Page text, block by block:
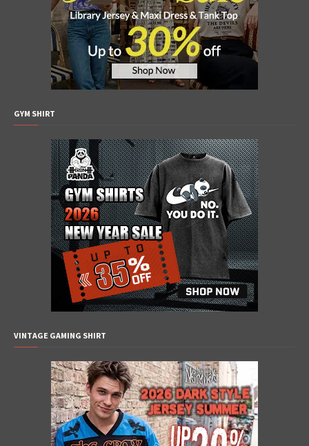
GYM SHIRT
VINTAGE GAMING SHIRT